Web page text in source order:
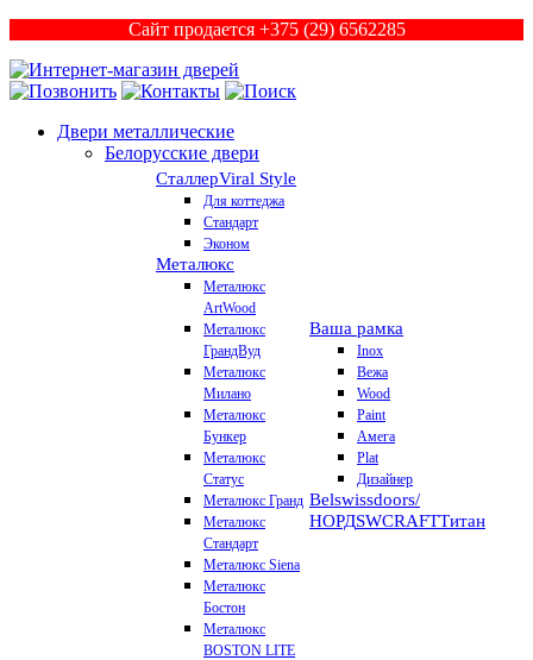
Сайт продается +375 (29) 6562285
Двери металлические
Белорусские двери
СталлерViral Style
Для коттеджа
Стандарт
Эконом
Металюкс
Металюкс
ArtWood
Металюкс
ГрандВуд
Металюкс
Милано
Металюкс
Бункер
Металюкс
Статус
Металюкс Гранд
Металюкс
Стандарт
Металюкс Siena
Металюкс
Бостон
Металюкс
BOSTON LITE
Ваша рамка
Inox
Вежа
Wood
Paint
Амега
Plat
Дизайнер
Belswissdoors/
НОРДSWCRAFTТитан